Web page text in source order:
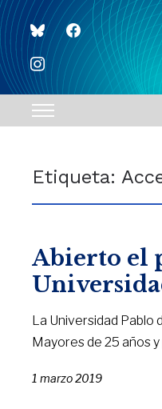
blueskyfacebook
instagram
Toggle
navigation
Etiqueta:
Abierto el
La Universidad Pablo
Mayores de 25 años
1 marzo 2019